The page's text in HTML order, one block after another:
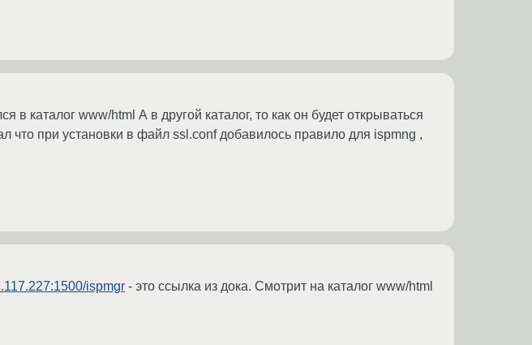
в каталог www/html А в другой каталог, то как он будет открываться
что при установки в файл ssl.conf добавилось правило для ispmng ,
ispmgr - это ссылка из дока. Смотрит на каталог www/html